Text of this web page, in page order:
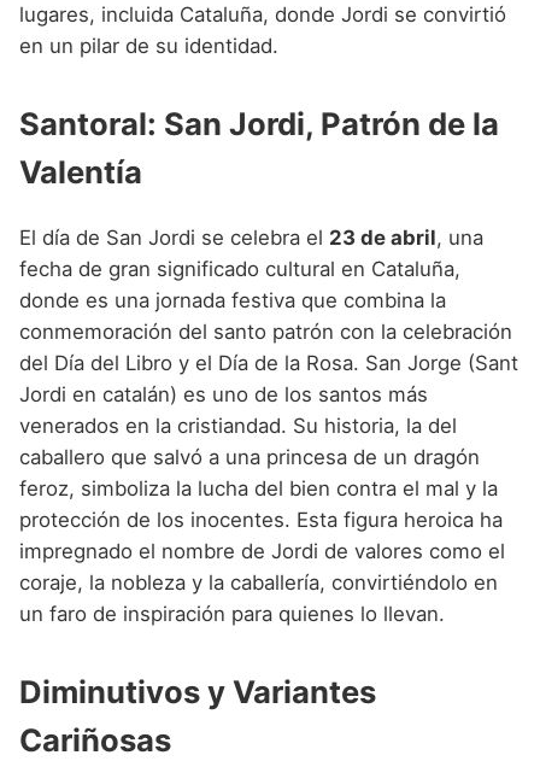
lugares, incluida Cataluña, donde Jordi se convirtió
en un pilar de su identidad.
Santoral: San Jordi, Patrón de la
Valentía
El día de San Jordi se celebra el 23 de abril, una
fecha de gran significado cultural en Cataluña,
donde es una jornada festiva que combina la
conmemoración del santo patrón con la celebración
del Día del Libro y el Día de la Rosa. San Jorge (Sant
Jordi en catalán) es uno de los santos más
venerados en la cristiandad. Su historia, la del
caballero que salvó a una princesa de un dragón
feroz, simboliza la lucha del bien contra el mal y la
protección de los inocentes. Esta figura heroica ha
impregnado el nombre de Jordi de valores como el
coraje, la nobleza y la caballería, convirtiéndolo en
un faro de inspiración para quienes lo llevan.
Diminutivos y Variantes
Cariñosas